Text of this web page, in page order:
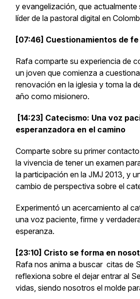
y evangelización, que actualmente
líder de la pastoral digital en
[07:46] Cuestionamientos de fe
Rafa comparte su experiencia de
un joven que comienza a
renovación en la iglesia y toma la
año como misionero.
[14:23] Catecismo: Una voz
esperanzadora en el camino
Comparte sobre su primer
la vivencia de tener un examen
la participación en la JMJ 2013, y
cambio de perspectiva sobre el
Experimentó un acercamiento al
una voz paciente, firme y
esperanza.
[23:10] Cristo se forma en
Rafa nos anima a buscar citas de
reflexiona sobre el dejar entrar al
vidas, siendo nosotros el molde